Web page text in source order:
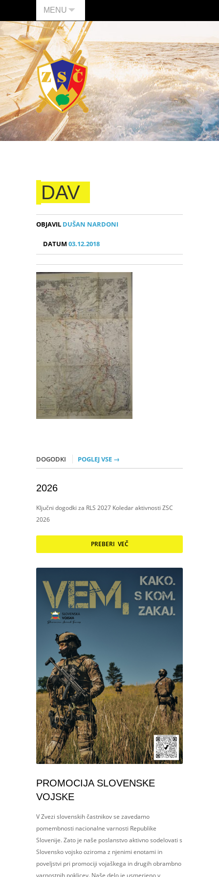
MENU
DAV
OBJAVIL DUŠAN NARDONI
DATUM03.12.2018
DOGODKI POGLEJ VSE →
2026
Ključni dogodki za RLS 2027 Koledar aktivnosti ZSC
2026
PREBERI VEČ
PROMOCIJA SLOVENSKE
VOJSKE
V Zvezi slovenskih častnikov se zavedamo
pomembnosti nacionalne varnosti Republike
Slovenije. Zato je naše poslanstvo aktivno sodelovati s
Slovensko vojsko oziroma z njenimi enotami in
poveljstvi pri promociji vojaškega in drugih obrambno
varnostnih poklicev. Naše delo je usmerjeno v